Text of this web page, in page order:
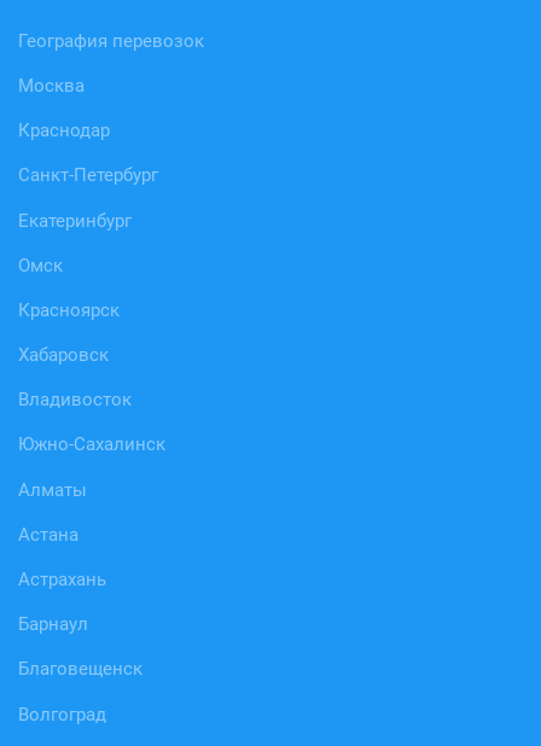
География перевозок
Москва
Краснодар
Санкт-Петербург
Екатеринбург
Омск
Красноярск
Хабаровск
Владивосток
Южно-Сахалинск
Алматы
Астана
Астрахань
Барнаул
Благовещенск
Волгоград